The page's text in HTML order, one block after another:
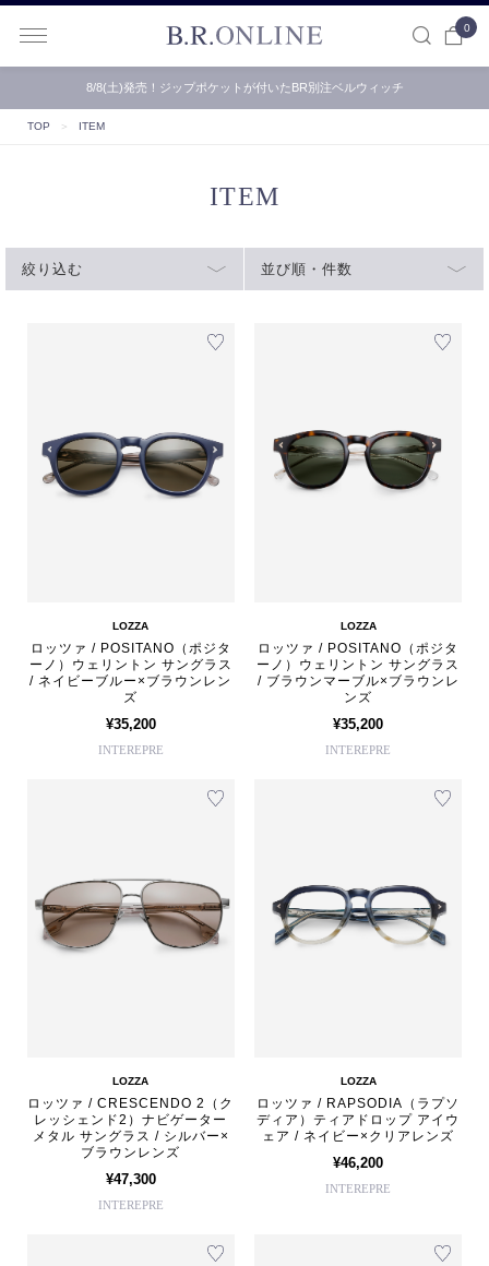
0
8/8(土)発売！ジップポケットが付いたBR別注ベルウィッチ
TOP ＞ ITEM
ITEM
絞り込む 並び順・件数
LOZZA
ロッツァ / POSITANO（ポジタ
ーノ）ウェリントン サングラス
/ ネイビーブルー×ブラウンレン
ズ
¥35,200
INTEREPRE
LOZZA
ロッツァ / POSITANO（ポジタ
ーノ）ウェリントン サングラス
/ ブラウンマーブル×ブラウンレ
ンズ
¥35,200
INTEREPRE
LOZZA
ロッツァ / CRESCENDO 2（ク
レッシェンド2）ナビゲーター
メタル サングラス / シルバー×
ブラウンレンズ
¥47,300
INTEREPRE
LOZZA
ロッツァ / RAPSODIA（ラプソ
ディア）ティアドロップ アイウ
ェア / ネイビー×クリアレンズ
¥46,200
INTEREPRE